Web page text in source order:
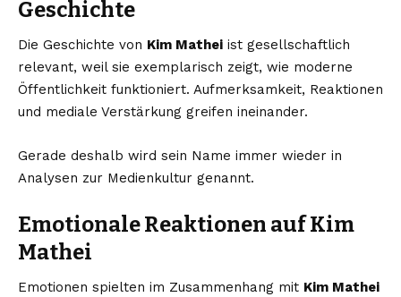
Geschichte
Die Geschichte von Kim Mathei ist gesellschaftlich
relevant, weil sie exemplarisch zeigt, wie moderne
Öffentlichkeit funktioniert. Aufmerksamkeit, Reaktionen
und mediale Verstärkung greifen ineinander.
Gerade deshalb wird sein Name immer wieder in
Analysen zur Medienkultur genannt.
Emotionale Reaktionen auf Kim
Mathei
Emotionen spielten im Zusammenhang mit Kim Mathei